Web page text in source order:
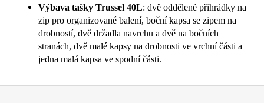
Výbava tašky Trussel 40L: dvě oddělené přihrádky na
zip pro organizované balení, boční kapsa se zipem na
drobností, dvě držadla navrchu a dvě na bočních
stranách, dvě malé kapsy na drobnosti ve vrchní části a
jedna malá kapsa ve spodní části.
Z